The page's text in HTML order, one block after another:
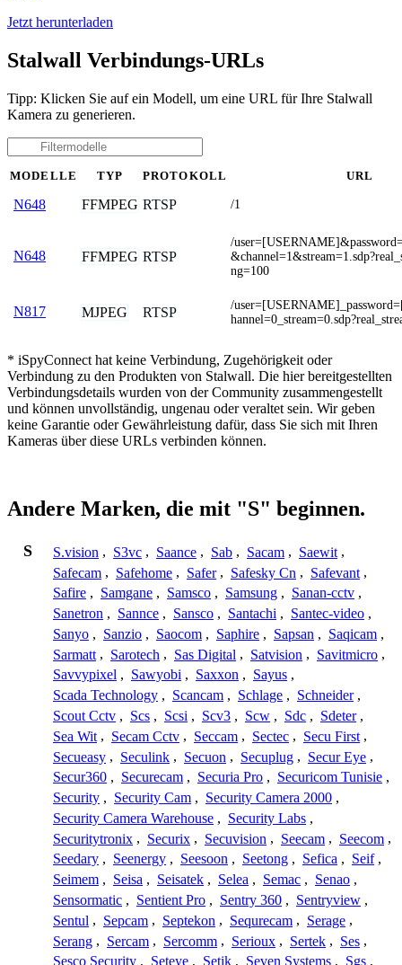
Jetzt herunterladen
Stalwall Verbindungs-URLs
Tipp: Klicken Sie auf ein Modell, um eine URL für Ihre Stalwall
Kamera zu generieren.
MODELLE TYP PROTOKOLL URL
N648 FFMPEG RTSP /1
N648 FFMPEG RTSP
/
ng=100
N817 MJPEG RTSP
/
* iSpyConnect hat keine Verbindung, Zugehörigkeit oder
Verbindung zu den Produkten von Stalwall. Die hier bereitgestellten
Verbindungsdetails wurden von der Community zusammengestellt
und können unvollständig, ungenau oder veraltet sein. Wir geben
keine Garantie oder Gewährleistung dafür, dass Sie sich mit Ihren
Kameras über diese URLs verbinden können.
Andere Marken, die mit "S" beginnen.
S S.vision , S3vc , Saance , Sab , Sacam , Saewit ,
Safecam , Safehome , Safer , Safesky Cn , Safevant ,
Safire , Samgane , Samsco , Samsung , Sanan-cctv ,
Sanetron , Sannce , Sansco , Santachi , Santec-video ,
Sanyo , Sanzio , Saocom , Saphire , Sapsan , Saqicam ,
Sarmatt , Sarotech , Sas Digital , Satvision , Savitmicro ,
Savvypixel , Sawyobi , Saxxon , Sayus ,
Scada Technology , Scancam , Schlage , Schneider ,
Scout Cctv , Scs , Scsi , Scv3 , Scw , Sdc , Sdeter ,
Sea Wit , Secam Cctv , Seccam , Sectec , Secu First ,
Secueasy , Seculink , Secuon , Secuplug , Secur Eye ,
Secur360 , Securecam , Securia Pro , Securicom Tunisie ,
Security , Security Cam , Security Camera 2000 ,
Security Camera Warehouse , Security Labs ,
Securitytronix , Securix , Secuvision , Seecam , Seecom ,
Seedary , Seenergy , Seesoon , Seetong , Sefica , Seif ,
Seimem , Seisa , Seisatek , Selea , Semac , Senao ,
Sensormatic , Sentient Pro , Sentry 360 , Sentryview ,
Sentul , Sepcam , Septekon , Sequrecam , Serage ,
Serang , Sercam , Sercomm , Serioux , Sertek , Ses ,
Sesco Security , Seteye , Setik , Seven Systems , Sgs ,